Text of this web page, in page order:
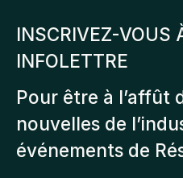
sur
INSCRIVEZ-VOUS
INFOLETTRE
Pour être à l’affût
nouvelles de
événements de